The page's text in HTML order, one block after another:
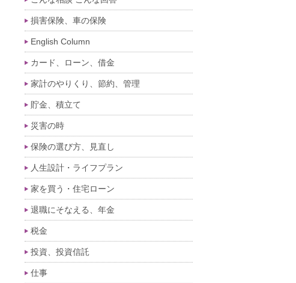
損害保険、車の保険
English Column
カード、ローン、借金
家計のやりくり、節約、管理
貯金、積立て
災害の時
保険の選び方、見直し
人生設計・ライフプラン
家を買う・住宅ローン
退職にそなえる、年金
税金
投資、投資信託
仕事